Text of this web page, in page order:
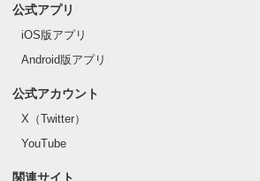
公式アプリ
iOS版アプリ
Android版アプリ
公式アカウント
X（Twitter）
YouTube
関連サイト